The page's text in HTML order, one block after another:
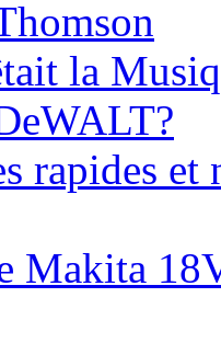
la
rapides et
Makita